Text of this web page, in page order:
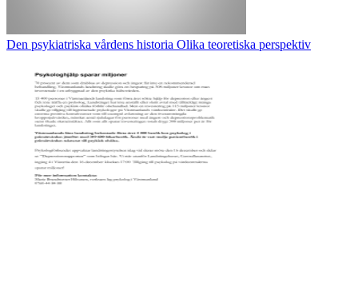
Den psykiatriska vårdens historia Olika teoretiska perspektiv